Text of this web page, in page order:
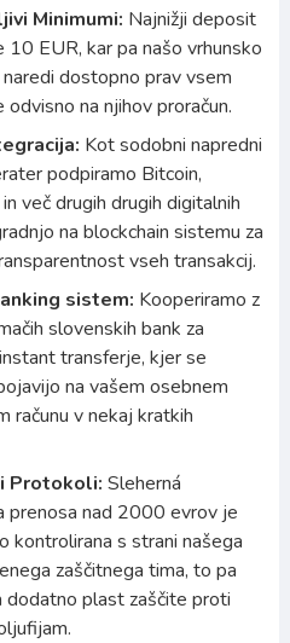
Minimumi: Najnižji deposit
10 EUR, kar pa našo vrhunsko
dostopno prav vsem
odvisno na njihov proračun.
Kot sodobni napredni
podpiramo Bitcoin,
več drugih drugih digitalnih
na blockchain sistemu za
vseh transakcij.
sistem: Kooperiramo z
slovenskih bank za
transferje, kjer se
na vašem osebnem
računu v nekaj kratkih
Protokoli: Sleherná
prenosa nad 2000 evrov je
kontrolirana s strani našega
zaščitnega tima, to pa
dodatno plast zaščite proti